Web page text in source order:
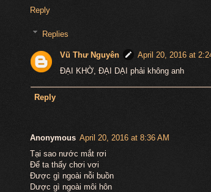
Reply
Replies
Vũ Thư Nguyên
April 20, 2016 at
ĐẠI KHỜ, ĐẠI DẠI phải không anh
Reply
Anonymous April 20, 2016 at 8:36 AM
Tại sao nước mắt rơi
Để ta thấy chơi vơi
Được gì ngoài nỗi buồn
Dược gì ngoài môi hôn